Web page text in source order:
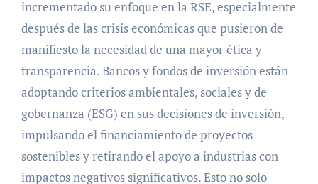
incrementado su enfoque en la RSE, especialmente
después de las crisis económicas que pusieron de
manifiesto la necesidad de una mayor ética y
transparencia. Bancos y fondos de inversión están
adoptando criterios ambientales, sociales y de
gobernanza (ESG) en sus decisiones de inversión,
impulsando el financiamiento de proyectos
sostenibles y retirando el apoyo a industrias con
impactos negativos significativos. Esto no solo